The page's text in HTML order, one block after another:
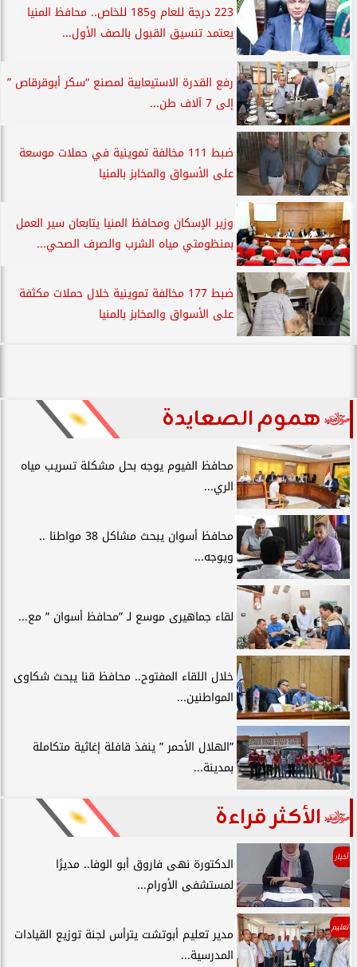
223 درجة للعام و185 للخاص.. محافظ المنيا
يعتمد تنسيق القبول بالصف الأول...
رفع القدرة الاستيعابية لمصنع “سكر أبوقرقاص ”
إلى 7 آلاف طن...
ضبط 111 مخالفة تموينية في حملات موسعة
على الأسواق والمخابز بالمنيا
وزير الإسكان ومحافظ المنيا يتابعان سير العمل
بمنظومتي مياه الشرب والصرف الصحي...
ضبط 177 مخالفة تموينية خلال حملات مكثفة
على الأسواق والمخابز بالمنيا
هموم الصعايدة
محافظ الفيوم يوجه بحل مشكلة تسريب مياه
الري...
محافظ أسوان يبحث مشاكل 38 مواطنا ..
ويوجه...
لقاء جماهيرى موسع لـ ”محافظ أسوان ” مع...
خلال اللقاء المفتوح.. محافظ قنا يبحث شكاوى
المواطنين...
”الهلال الأحمر ” ينفذ قافلة إغاثية متكاملة
بمدينة...
الأكثر قراءة
أخبار
الدكتورة نهى فاروق أبو الوفا.. مديرًا
لمستشفى الأورام...
تعليم
مدير تعليم أبوتشت يترأس لجنة توزيع القيادات
المدرسية...